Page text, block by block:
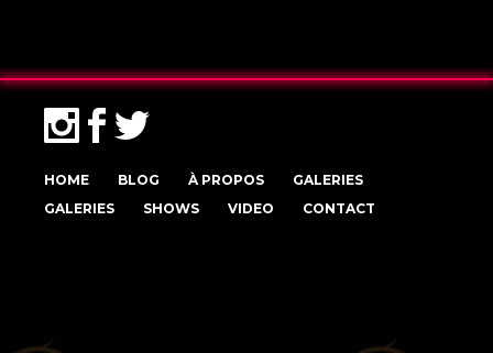
HOME BLOG À PROPOS
GALERIES
GALERIES
SHOWS VIDEO CONTACT